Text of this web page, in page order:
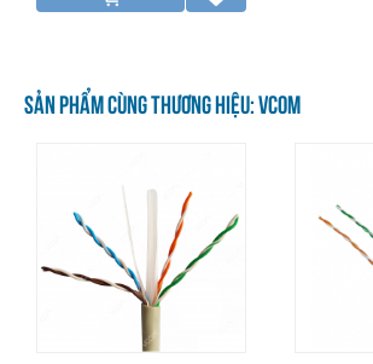
SẢN PHẨM CÙNG THƯƠNG HIỆU: VCOM